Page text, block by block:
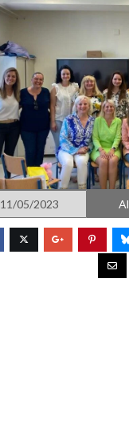
11/05/2023